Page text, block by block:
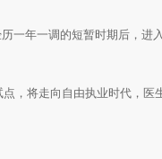
一年一调的短暂时期后，进
，将走向自由执业时代，